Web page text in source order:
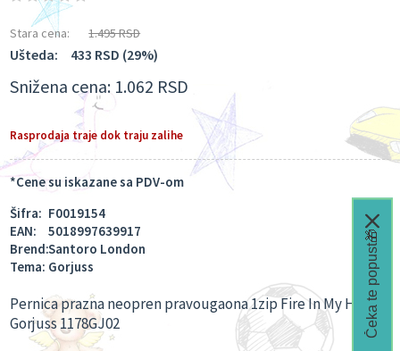
Stara cena: 1.495 RSD
Ušteda: 433 RSD (29%)
Snižena cena: 1.062 RSD
Rasprodaja traje dok traju zalihe
*Cene su iskazane sa PDV-om
Šifra: F0019154
EAN:
5018997639917
Brend:Santoro London
Tema: Gorjuss
Pernica prazna neopren pravougaona 1zip Fire In My Heart
Gorjuss 1178GJ02
Čeka te popust🎁